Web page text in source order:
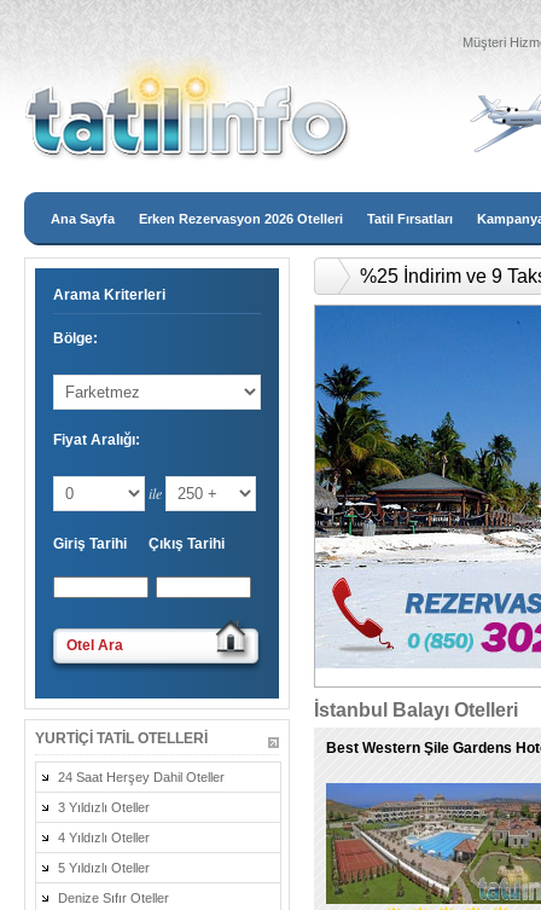
Müşteri
Ana Sayfa Erken Rezervasyon 2026 Otelleri Tatil Fırsatları
Arama Kriterleri
Bölge:
Fiyat Aralığı:
ile
Giriş Tarihi Çıkış Tarihi
Otel Ara
YURTIÇI TATIL OTELLERI
24 Saat Herşey Dahil Oteller
3 Yıldızlı Oteller
4 Yıldızlı Oteller
5 Yıldızlı Oteller
Denize Sıfır Oteller
2026 Erken
İstanbul Balayı Otelleri
Best Western Şile Gardens